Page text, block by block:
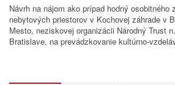
Návrh na nájom ako prípad hodný osobitného
nebytových priestorov v Kochovej záhrade v
Mesto, neziskovej organizácii Národný Trust
Bratislave, na prevádzkovanie kultúrno-